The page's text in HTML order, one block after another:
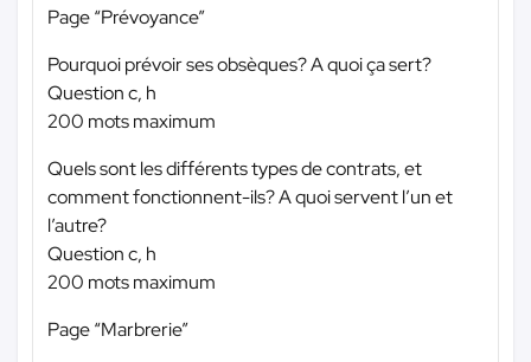
Page “Prévoyance”
Pourquoi prévoir ses obsèques? A quoi ça sert?
Question c, h
200 mots maximum
Quels sont les différents types de contrats, et
comment fonctionnent-ils? A quoi servent l’un et
l’autre?
Question c, h
200 mots maximum
Page “Marbrerie”